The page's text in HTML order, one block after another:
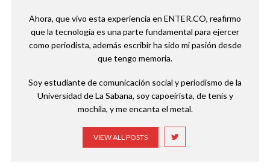
Ahora, que vivo esta experiencia en ENTER.CO, reafirmo
que la tecnología es una parte fundamental para ejercer
como periodista, además escribir ha sido mi pasión desde
que tengo memoria.
Soy estudiante de comunicación social y periodismo de la
Universidad de La Sabana, soy capoeirista, de tenis y
mochila, y me encanta el metal.
VIEW ALL POSTS